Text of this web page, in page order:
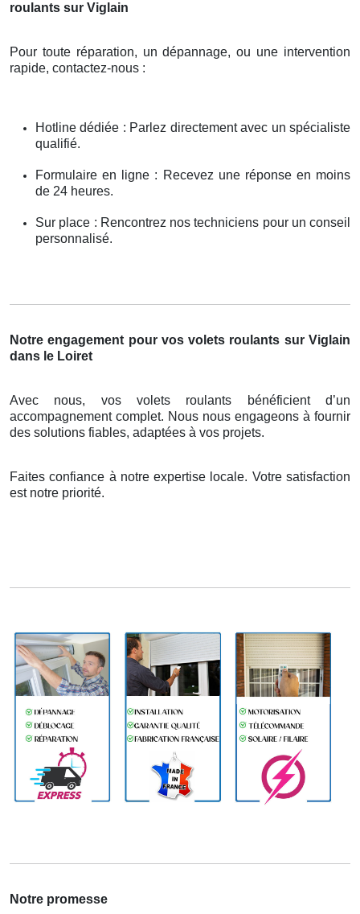
roulants sur Viglain
Pour toute réparation, un dépannage, ou une intervention
rapide, contactez-nous :
Hotline dédiée : Parlez directement avec un spécialiste
qualifié.
Formulaire en ligne : Recevez une réponse en moins
de 24 heures.
Sur place : Rencontrez nos techniciens pour un conseil
personnalisé.
Notre engagement pour vos volets roulants sur Viglain
dans le Loiret
Avec nous, vos volets roulants bénéficient d’un
accompagnement complet. Nous nous engageons à fournir
des solutions fiables, adaptées à vos projets.
Faites confiance à notre expertise locale. Votre satisfaction
est notre priorité.
Notre promesse